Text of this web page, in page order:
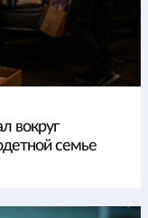
вокруг
семье